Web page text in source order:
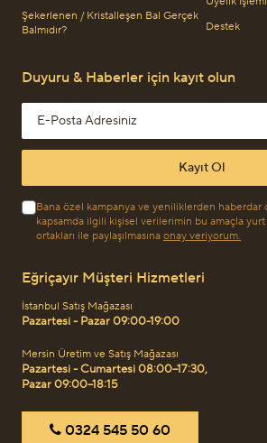
Şekerlenen / Kristalleşen Bal Gerçek
Balmıdır?
Destek
Duyuru & Haberler için kayıt olun
Email address
Kayıt Ol
Bana özel kampanya ve yeniliklerden haberdar
kapsamda ilgili kişisel verilerimin bu amaçla yurt
ortakları ile paylaşılmasına onay veriyorum.
Eğriçayır Müşteri Hizmetleri
İstanbul Satış Mağazası
Pazartesi - Pazar 09:00-19:00
Mersin Üretim ve Satış Mağazası
Pazartesi - Cumartesi 08:00–17:30,
Pazar 09:00–18:15
‎0324 545 50 60